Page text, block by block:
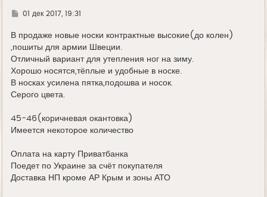
Г01 дек 2017, 19:31
В продаже новые носки контрактные высокие(до колен)
,пошиты для армии Швеции.
Отличный вариант для утепления ног на зиму.
Хорошо носятся,тёплые и удобные в носке.
В носках усилена пятка,подошва и носок.
Серого цвета.
45-46(коричневая окантовка)
Имеется некоторое количество
Оплата на карту Приватбанка
Поедет по Украине за счёт покупателя
Доставка НП кроме АР Крым и зоны АТО